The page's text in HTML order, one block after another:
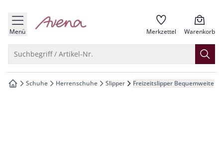
springen
springen
springen
springen
Menü zur Startseite Merkzettel Warenkorb
Suchbegriff / Artikel-Nr.
zur Startseite
Schuhe Herrenschuhe Slipper Freizeitslipper Bequemweite